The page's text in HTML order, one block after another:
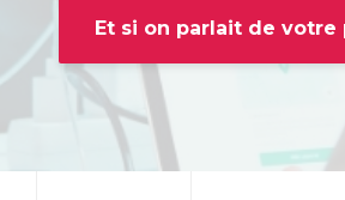
Et si on parlait de votre